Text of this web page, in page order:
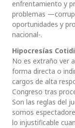
enfrentamiento y
problemas
oportunidades y
nacional-.
Hipocresías
No es extraño ver
forma directa o
cargos de alta
Congreso tras
Son las reglas del
somos
lo injustificable